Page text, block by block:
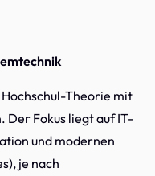
Theorie mit
Der Fokus liegt auf IT-
und modernen
je nach